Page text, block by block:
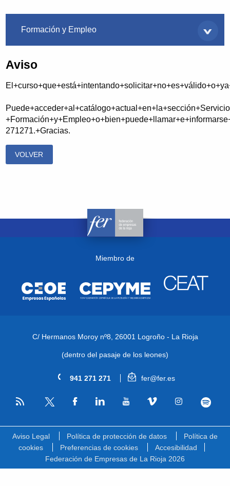
Formación y Empleo
Aviso
271271.+Gracias.
VOLVER
Miembro de
C/ Hermanos Moroy nº8, 26001 Logroño - La Rioja
(dentro del pasaje de los leones)
941 271 271 fer@fer.es
RSS
Aviso Legal Política de protección de datos
Política de
cookies
Preferencias de cookies
Accesibilidad
Federación de Empresas de La Rioja 2026